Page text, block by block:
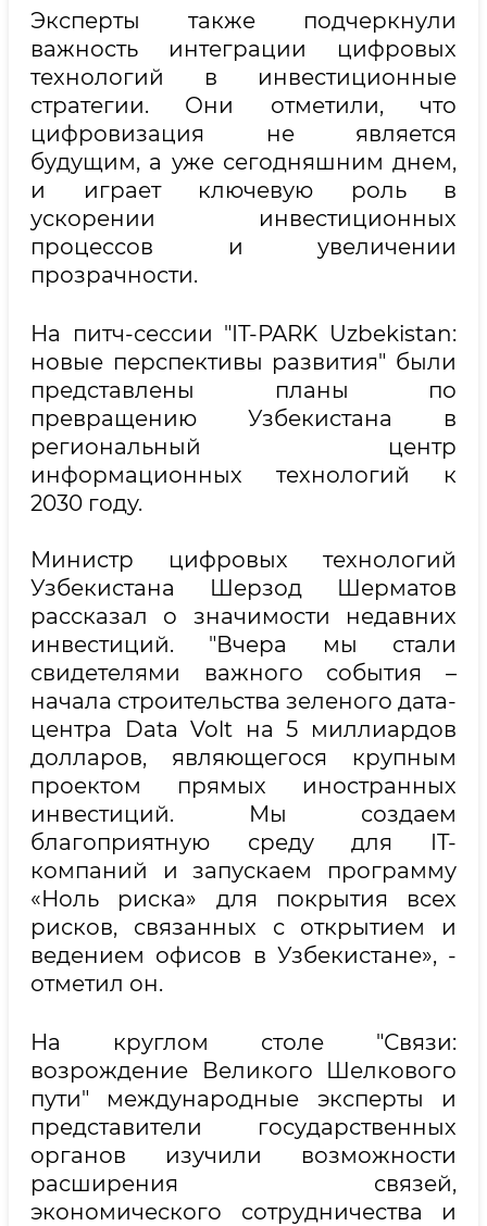
Эксперты также подчеркнули
важность интеграции цифровых
технологий в инвестиционные
стратегии. Они отметили, что
цифровизация не является
будущим, а уже сегодняшним днем,
и играет ключевую роль в
ускорении инвестиционных
процессов и увеличении
прозрачности.
На питч-сессии "IT-PARK Uzbekistan:
новые перспективы развития" были
представлены планы по
превращению Узбекистана в
региональный центр
информационных технологий к
2030 году.
Министр цифровых технологий
Узбекистана Шерзод Шерматов
рассказал о значимости недавних
инвестиций. "Вчера мы стали
свидетелями важного события –
начала строительства зеленого дата-
центра Data Volt на 5 миллиардов
долларов, являющегося крупным
проектом прямых иностранных
инвестиций. Мы создаем
благоприятную среду для IT-
компаний и запускаем программу
«Ноль риска» для покрытия всех
рисков, связанных с открытием и
ведением офисов в Узбекистане», -
отметил он.
На круглом столе "Связи:
возрождение Великого Шелкового
пути" международные эксперты и
представители государственных
органов изучили возможности
расширения связей,
экономического сотрудничества и